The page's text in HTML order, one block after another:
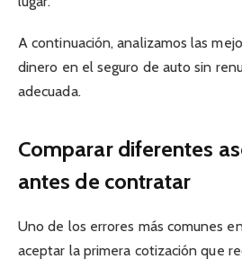
A continuación, analizamos las
dinero en el seguro de auto sin
adecuada.
Comparar diferentes
antes de contratar
Uno de los errores más comunes
aceptar la primera cotización que